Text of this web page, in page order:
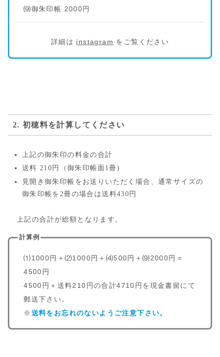
⑼御朱印帳 2000円
詳細は instagram をご覧ください
2. 初穂料を計算してください
上記の御朱印の料金の合計
送料 210円（御朱印帳面1冊)
見開き御朱印帳をお送りいただく場合、通常サイズの
御朱印帳を2冊の場合は送料430円
上記の合計が総額となります。
計算例
⑴1000円＋⑵1000円＋⑷500円＋⑼2000円＝
4500円
4500円＋送料210円の合計4710円を現金書留にて
郵送下さい。
※ 送料をお忘れのないようご注意下さい。